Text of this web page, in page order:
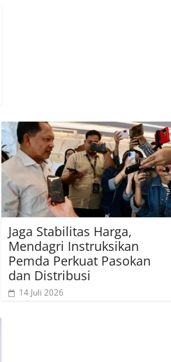
Jaga Stabilitas Harga,
Mendagri Instruksikan
Pemda Perkuat Pasokan
dan Distribusi
14 Juli 2026